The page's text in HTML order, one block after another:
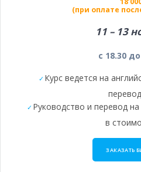
(при оплате
11 – 13
с 18.30
Курс ведется на
Руководство и перевод
в
ЗАКАЗАТЬ